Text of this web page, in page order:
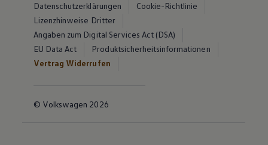
Datenschutzerklärungen
Cookie-Richtlinie
Lizenzhinweise Dritter
Angaben zum Digital Services Act (DSA)
EU Data Act
Produktsicherheitsinformationen
Vertrag Widerrufen
© Volkswagen 2026